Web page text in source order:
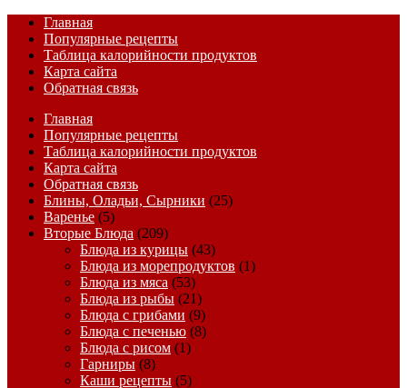
Главная
Популярные рецепты
Таблица калорийности продуктов
Карта сайта
Обратная связь
Главная
Популярные рецепты
Таблица калорийности продуктов
Карта сайта
Обратная связь
Блины, Оладьи, Сырники (25)
Варенье (5)
Вторые Блюда (209)
Блюда из курицы (43)
Блюда из морепродуктов (1)
Блюда из мяса (53)
Блюда из рыбы (21)
Блюда с грибами (9)
Блюда с печенью (8)
Блюда с рисом (1)
Гарниры (8)
Каши рецепты (5)